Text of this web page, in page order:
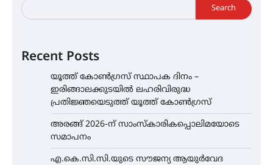
Search
Recent Posts
യൂത്ത് കോൺഗ്രസ്‌ സ്ഥാപക ദിനം –
ഇരിങ്ങാലക്കുടയിൽ ലഹരിവിരുദ്ധ
പ്രതിജ്ഞയെടുത്ത് യൂത്ത് കോൺഗ്രസ്
അരങ്ങ് 2026-ന് സാംസ്കാരികപ്പൊലിമയോടെ
സമാപനം
എ.കെ.സി.സി.യുടെ സൗജന്യ ആയുർവേദ